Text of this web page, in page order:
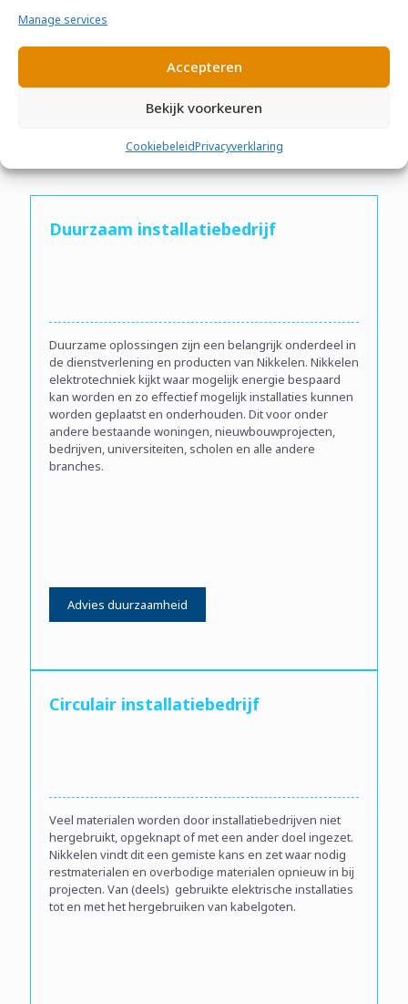
Manage services
Accepteren
Bekijk voorkeuren
CookiebeleidPrivacyverklaring
Ontwerp - Advies - Installatie - Montage -
Duurzaam installatiebedrijf
Duurzame oplossingen zijn een belangrijk onderdeel in
de dienstverlening en producten van Nikkelen. Nikkelen
elektrotechniek kijkt waar mogelijk energie bespaard
kan worden en zo effectief mogelijk installaties kunnen
worden geplaatst en onderhouden. Dit voor onder
andere bestaande woningen, nieuwbouwprojecten,
bedrijven, universiteiten, scholen en alle andere
branches.
Advies duurzaamheid
Circulair installatiebedrijf
Veel materialen worden door installatiebedrijven niet
hergebruikt, opgeknapt of met een ander doel ingezet.
Nikkelen vindt dit een gemiste kans en zet waar nodig
restmaterialen en overbodige materialen opnieuw in bij
projecten. Van (deels) gebruikte elektrische installaties
tot en met het hergebruiken van kabelgoten.